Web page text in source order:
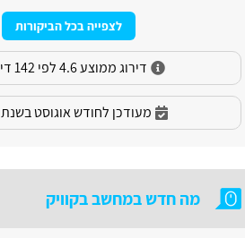
לצפייה בכל הביקורות
דירוג ממוצע 4.6 לפי 142 דירוגים
מעודכן לחודש אוגוסט בשנת 2026
מה חדש במחשב בקוויק